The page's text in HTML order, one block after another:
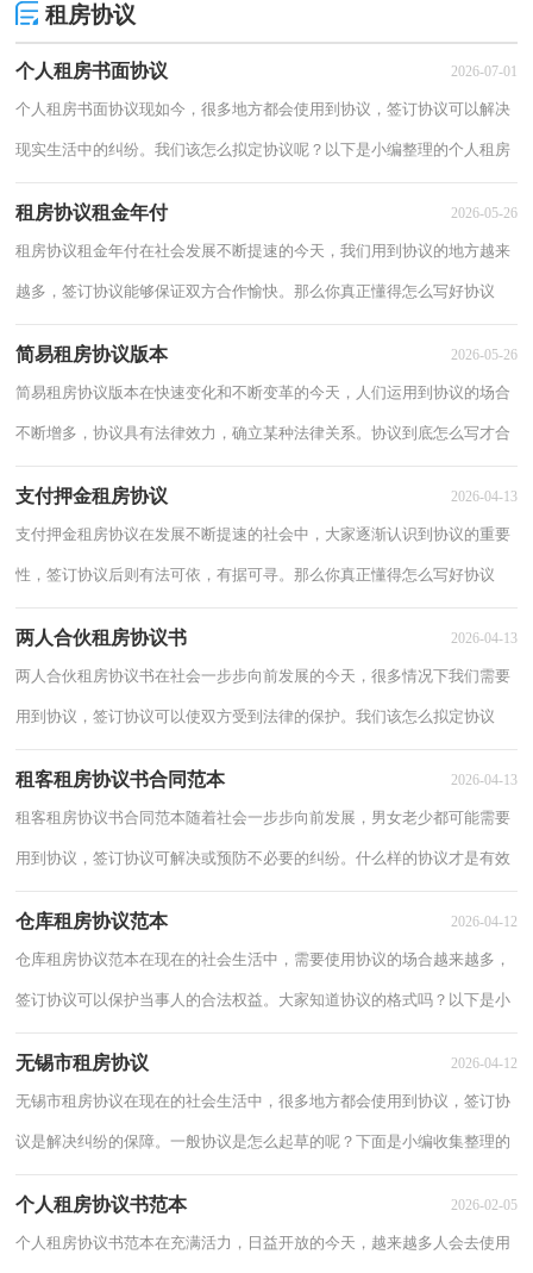
租房协议
个人租房书面协议 2026-07-01
个人租房书面协议现如今，很多地方都会使用到协议，签订协议可以解决
现实生活中的纠纷。我们该怎么拟定协议呢？以下是小编整理的个人租房
租房协议租金年付 2026-05-26
租房协议租金年付在社会发展不断提速的今天，我们用到协议的地方越来
越多，签订协议能够保证双方合作愉快。那么你真正懂得怎么写好协议
简易租房协议版本 2026-05-26
简易租房协议版本在快速变化和不断变革的今天，人们运用到协议的场合
不断增多，协议具有法律效力，确立某种法律关系。协议到底怎么写才合
支付押金租房协议 2026-04-13
支付押金租房协议在发展不断提速的社会中，大家逐渐认识到协议的重要
性，签订协议后则有法可依，有据可寻。那么你真正懂得怎么写好协议
两人合伙租房协议书 2026-04-13
两人合伙租房协议书在社会一步步向前发展的今天，很多情况下我们需要
用到协议，签订协议可以使双方受到法律的保护。我们该怎么拟定协议
租客租房协议书合同范本 2026-04-13
租客租房协议书合同范本随着社会一步步向前发展，男女老少都可能需要
用到协议，签订协议可解决或预防不必要的纠纷。什么样的协议才是有效
仓库租房协议范本 2026-04-12
仓库租房协议范本在现在的社会生活中，需要使用协议的场合越来越多，
签订协议可以保护当事人的合法权益。大家知道协议的格式吗？以下是小
无锡市租房协议 2026-04-12
无锡市租房协议在现在的社会生活中，很多地方都会使用到协议，签订协
议是解决纠纷的保障。一般协议是怎么起草的呢？下面是小编收集整理的
个人租房协议书范本 2026-02-05
个人租房协议书范本在充满活力，日益开放的今天，越来越多人会去使用